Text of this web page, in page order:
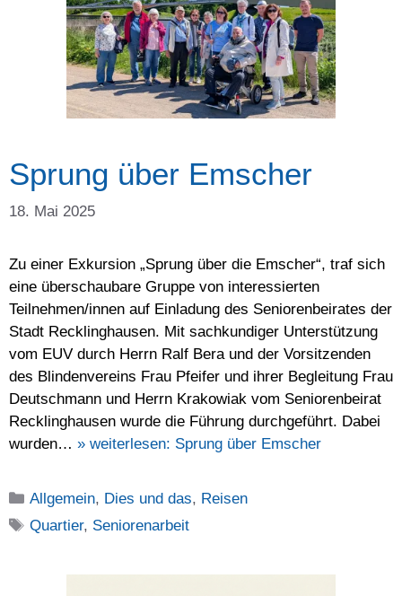
Sprung über Emscher
18. Mai 2025
Zu einer Exkursion „Sprung über die Emscher“, traf sich
eine überschaubare Gruppe von interessierten
Teilnehmen/innen auf Einladung des Seniorenbeirates der
Stadt Recklinghausen. Mit sachkundiger Unterstützung
vom EUV durch Herrn Ralf Bera und der Vorsitzenden
des Blindenvereins Frau Pfeifer und ihrer Begleitung Frau
Deutschmann und Herrn Krakowiak vom Seniorenbeirat
Recklinghausen wurde die Führung durchgeführt. Dabei
wurden… » weiterlesen: Sprung über Emscher
Kategorien
Allgemein, Dies und das, Reisen
Schlagwörter
Quartier, Seniorenarbeit